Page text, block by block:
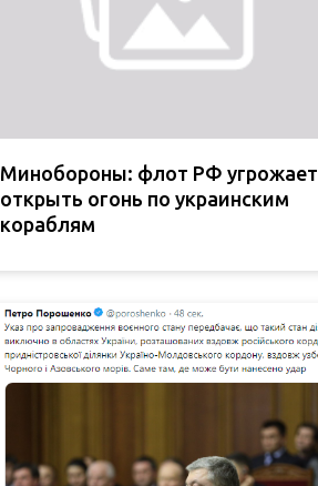
Минобороны: флот РФ угрожает
открыть огонь по украинским
кораблям